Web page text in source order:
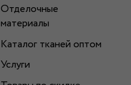
Отделочные
материалы
Каталог тканей оптом
Услуги